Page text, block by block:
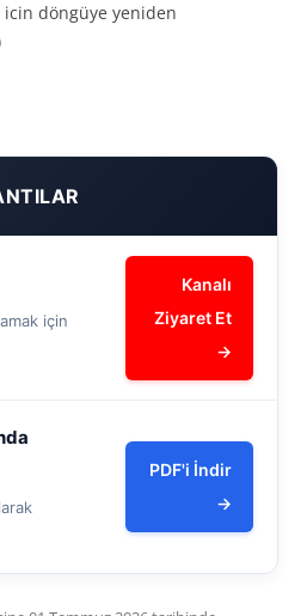
döngüye yeniden
için
Kanalı
Ziyaret Et
→
PDF'i İndir
→